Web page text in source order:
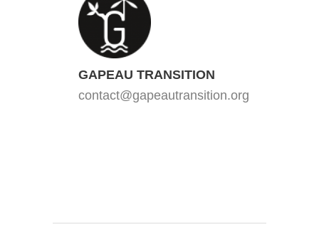
GAPEAU TRANSITION
contact@gapeautransition.org